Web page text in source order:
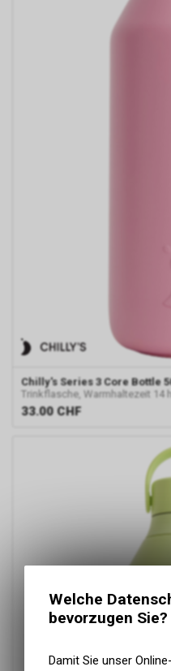
Chilly's Series 3 Core Bottle
Trinkflasche, Warmhaltezeit 14
33.00 CHF
Welche
bevorzugen Sie?
Damit Sie unser